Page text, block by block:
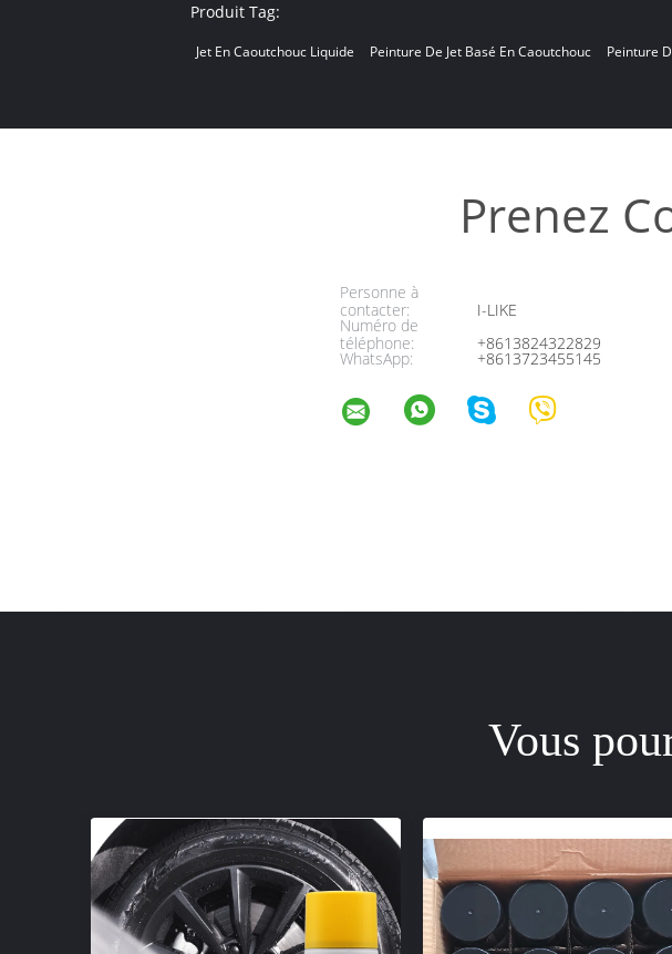
Produit Tag:
Jet En Caoutchouc Liquide Peinture De Jet Basé En Caoutchouc Peinture
Prenez
Personne à
contacter:
I-LIKE
Numéro de
téléphone:
+8613824322829
WhatsApp: +8613723455145
Vous